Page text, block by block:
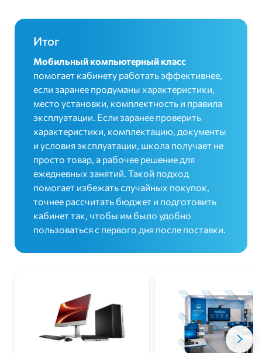
Итог
Мобильный компьютерный класс
помогает кабинету работать эффективнее,
если заранее продуманы характеристики,
место установки, комплектность и правила
эксплуатации. Если заранее проверить
характеристики, комплектацию, документы
и условия эксплуатации, школа получает не
просто товар, а рабочее решение для
ежедневных занятий. Такой подход
помогает избежать случайных покупок,
точнее рассчитать бюджет и подготовить
кабинет так, чтобы им было удобно
пользоваться с первого дня после поставки.